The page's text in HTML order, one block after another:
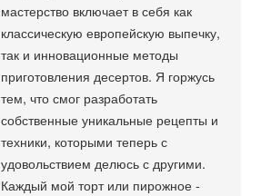
мастерство включает в себя как
классическую европейскую выпечку,
так и инновационные методы
приготовления десертов. Я горжусь
тем, что смог разработать
собственные уникальные рецепты и
техники, которыми теперь с
удовольствием делюсь с другими.
Каждый мой торт или пирожное -